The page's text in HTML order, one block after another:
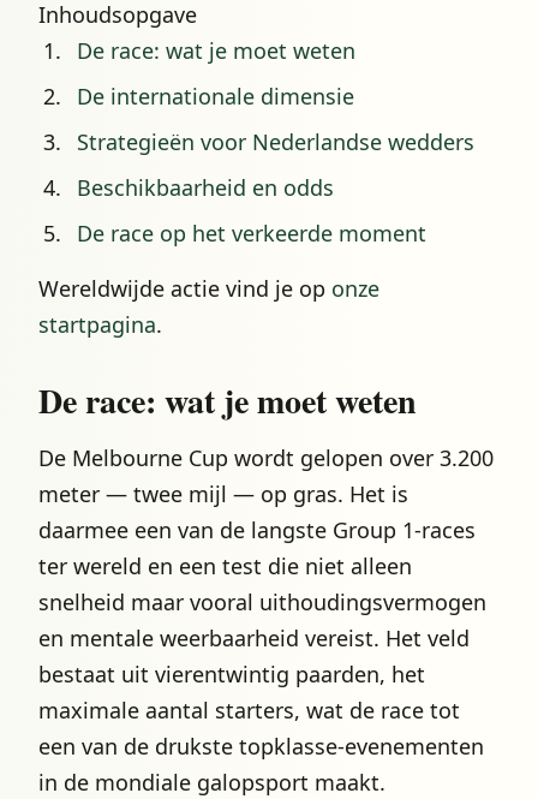
Inhoudsopgave
De race: wat je moet weten
De internationale dimensie
Strategieën voor Nederlandse wedders
Beschikbaarheid en odds
De race op het verkeerde moment
Wereldwijde actie vind je op onze
startpagina.
De race: wat je moet weten
De Melbourne Cup wordt gelopen over 3.200
meter — twee mijl — op gras. Het is
daarmee een van de langste Group 1-races
ter wereld en een test die niet alleen
snelheid maar vooral uithoudingsvermogen
en mentale weerbaarheid vereist. Het veld
bestaat uit vierentwintig paarden, het
maximale aantal starters, wat de race tot
een van de drukste topklasse-evenementen
in de mondiale galopsport maakt.